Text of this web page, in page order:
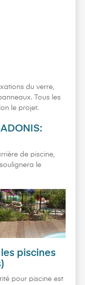
du verre,
Tous les
le projet.
de piscine,
le
piscines
pour piscine est